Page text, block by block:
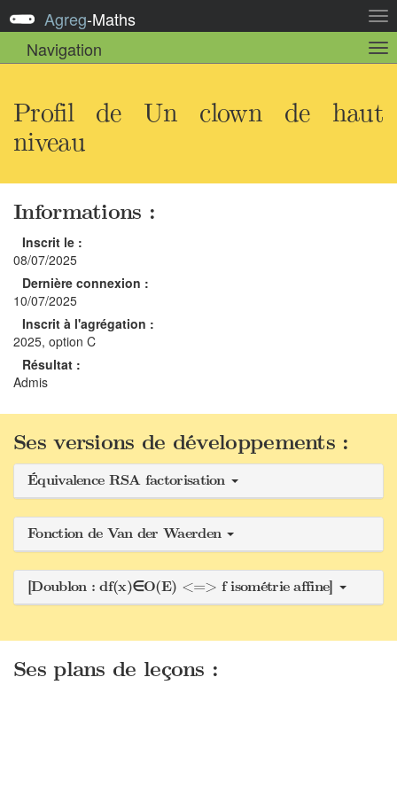
la
Agreg-Maths
Navigation
la
Profil de Un clown de haut
niveau
Informations :
Inscrit le :
08/07/2025
Dernière connexion :
10/07/2025
Inscrit à l'agrégation :
2025, option C
Résultat :
Admis
Ses versions de développements :
Équivalence RSA factorisation
Fonction de Van der Waerden
[Doublon : df(x)∈O(E) <=> f isométrie affine]
Ses plans de leçons :